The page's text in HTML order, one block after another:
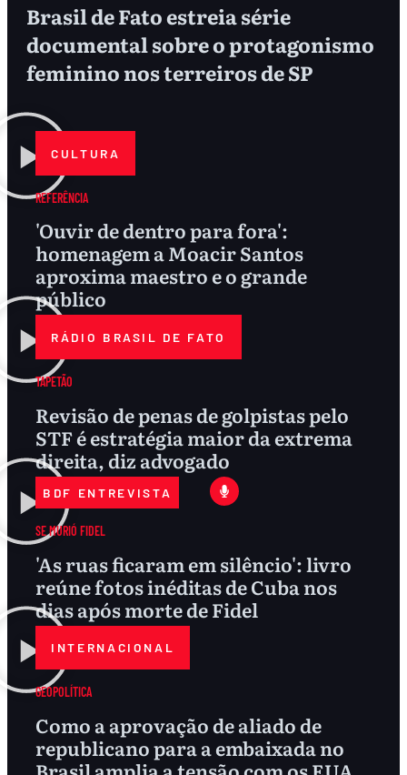
Brasil de Fato estreia série
documental sobre o protagonismo
feminino nos terreiros de SP
CULTURA
REFERÊNCIA
'Ouvir de dentro para fora':
homenagem a Moacir Santos
aproxima maestro e o grande
público
RÁDIO BRASIL DE FATO
TAPETÃO
Revisão de penas de golpistas pelo
STF é estratégia maior da extrema
direita, diz advogado
BDF ENTREVISTA
SE MURIÓ FIDEL
'As ruas ficaram em silêncio': livro
reúne fotos inéditas de Cuba nos
dias após morte de Fidel
INTERNACIONAL
GEOPOLÍTICA
Como a aprovação de aliado de
republicano para a embaixada no